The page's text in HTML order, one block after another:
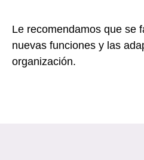
Le recomendamos que se
nuevas funciones y las
organización.